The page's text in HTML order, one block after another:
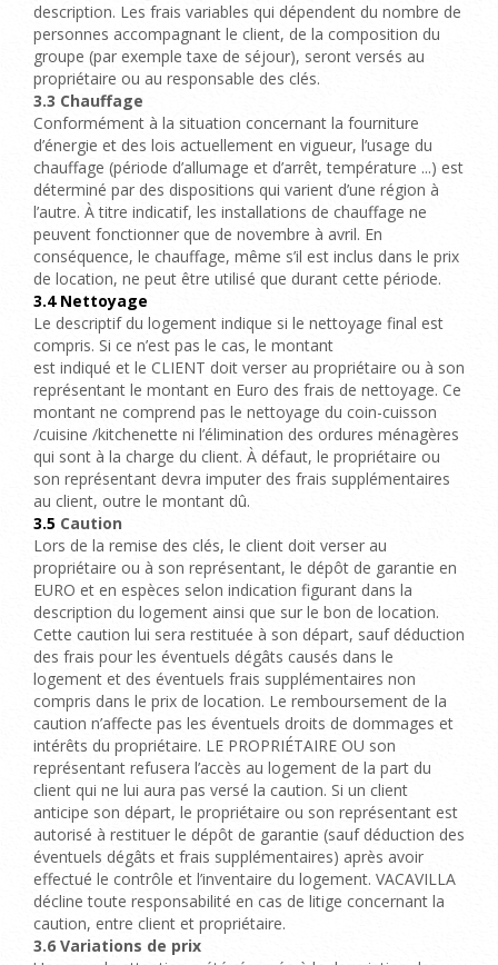
description. Les frais variables qui dépendent du nombre de
personnes accompagnant le client, de la composition du
groupe (par exemple taxe de séjour), seront versés au
propriétaire ou au responsable des clés.
3.3 Chauffage
Conformément à la situation concernant la fourniture
d’énergie et des lois actuellement en vigueur, l’usage du
chauffage (période d’allumage et d’arrêt, température ...) est
déterminé par des dispositions qui varient d’une région à
l’autre. À titre indicatif, les installations de chauffage ne
peuvent fonctionner que de novembre à avril. En
conséquence, le chauffage, même s’il est inclus dans le prix
de location, ne peut être utilisé que durant cette période.
3.4 Nettoyage
Le descriptif du logement indique si le nettoyage final est
compris. Si ce n’est pas le cas, le montant
est indiqué et le CLIENT doit verser au propriétaire ou à son
représentant le montant en Euro des frais de nettoyage. Ce
montant ne comprend pas le nettoyage du coin-cuisson
/cuisine /kitchenette ni l’élimination des ordures ménagères
qui sont à la charge du client. À défaut, le propriétaire ou
son représentant devra imputer des frais supplémentaires
au client, outre le montant dû.
3.5 Caution
Lors de la remise des clés, le client doit verser au
propriétaire ou à son représentant, le dépôt de garantie en
EURO et en espèces selon indication figurant dans la
description du logement ainsi que sur le bon de location.
Cette caution lui sera restituée à son départ, sauf déduction
des frais pour les éventuels dégâts causés dans le
logement et des éventuels frais supplémentaires non
compris dans le prix de location. Le remboursement de la
caution n’affecte pas les éventuels droits de dommages et
intérêts du propriétaire. LE PROPRIÉTAIRE OU son
représentant refusera l’accès au logement de la part du
client qui ne lui aura pas versé la caution. Si un client
anticipe son départ, le propriétaire ou son représentant est
autorisé à restituer le dépôt de garantie (sauf déduction des
éventuels dégâts et frais supplémentaires) après avoir
effectué le contrôle et l’inventaire du logement. VACAVILLA
décline toute responsabilité en cas de litige concernant la
caution, entre client et propriétaire.
3.6 Variations de prix